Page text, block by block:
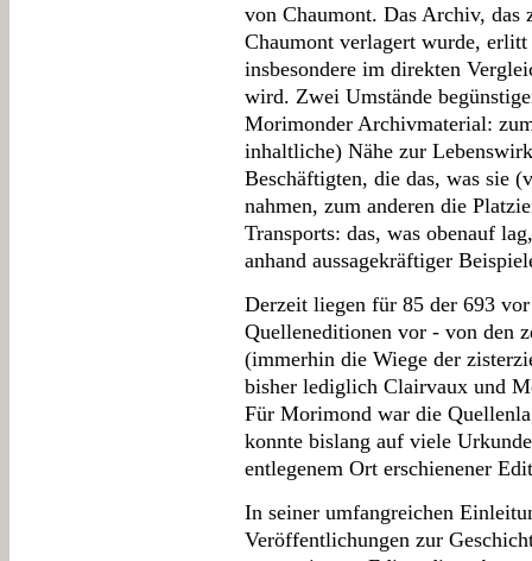
von Chaumont. Das Archiv, das
Chaumont verlagert wurde,
insbesondere im direkten
wird. Zwei Umstände
Morimonder Archivmaterial:
inhaltliche) Nähe zur
Beschäftigten, die das, was sie
nahmen, zum anderen die
Transports: das, was obenauf
anhand aussagekräftiger
Derzeit liegen für 85 der 693
Quelleneditionen vor - von den
(immerhin die Wiege der
bisher lediglich Clairvaux und
Für Morimond war die
konnte bislang auf viele
entlegenem Ort erschienener
In seiner umfangreichen
Veröffentlichungen zur